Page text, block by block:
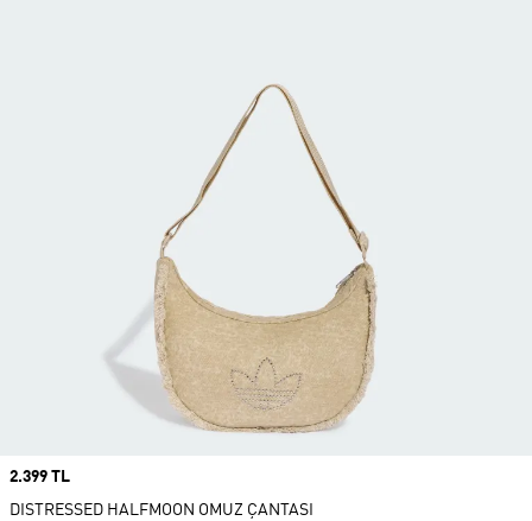
Price
2.399 TL
DISTRESSED HALFMOON OMUZ ÇANTASI